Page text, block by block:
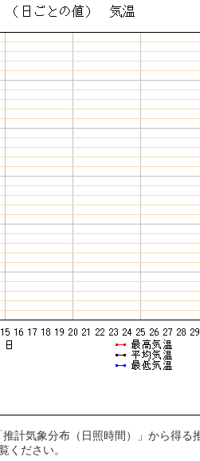
計気象分布（日照時間）」から得
ください。